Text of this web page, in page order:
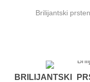
Brilijantski
BRILIJANTSKI